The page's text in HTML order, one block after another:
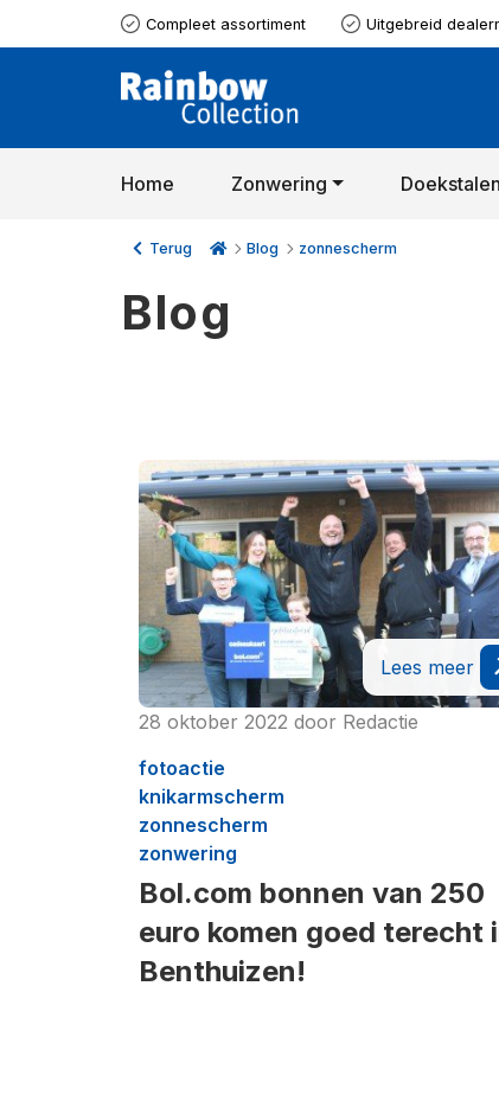
Compleet assortiment Uitgebreid
Home Zonwering
Terug Blog zonnescherm
Blog
Lees meer
28 oktober 2022 door Redactie
fotoactie
knikarmscherm
zonnescherm
zonwering
Bol.com bonnen van 250
euro komen goed terecht
Benthuizen!